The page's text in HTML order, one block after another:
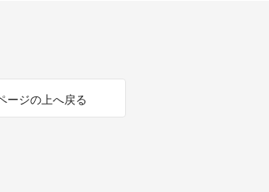
ージの上へ戻る